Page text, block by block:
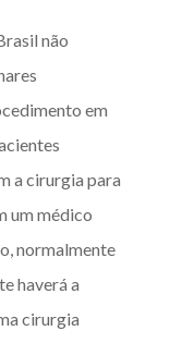
não
em
a cirurgia para
um médico
normalmente
haverá a
cirurgia